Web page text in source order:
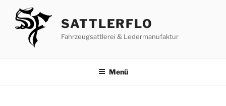
Inhalt
springen
SATTLERFLO
Fahrzeugsattlerei & Ledermanufaktur
Menü